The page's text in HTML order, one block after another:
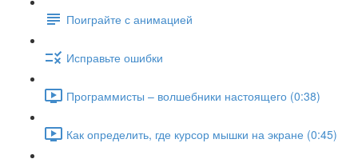
Поиграйте с анимацией
Исправьте ошибки
Программисты – волшебники настоящего (0:38)
Как определить, где курсор мышки на экране (0:45)